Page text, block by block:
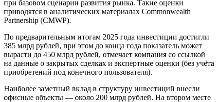
при базовом сценарии развития рынка. Такие оценки
приводятся в аналитических материалах Commonwealth
Partnership (CMWP).
По предварительным итогам 2025 года инвестиции достигли
385 млрд рублей, при этом до конца года показатель может
вырасти до 450 млрд рублей, отмечает компания со ссылкой
на данные о закрытых сделках и экспертные оценки (без учёта
приобретений под конечного пользователя).
Наиболее заметный вклад в структуру инвестиций внесли
офисные объекты — около 200 млрд рублей. На втором месте